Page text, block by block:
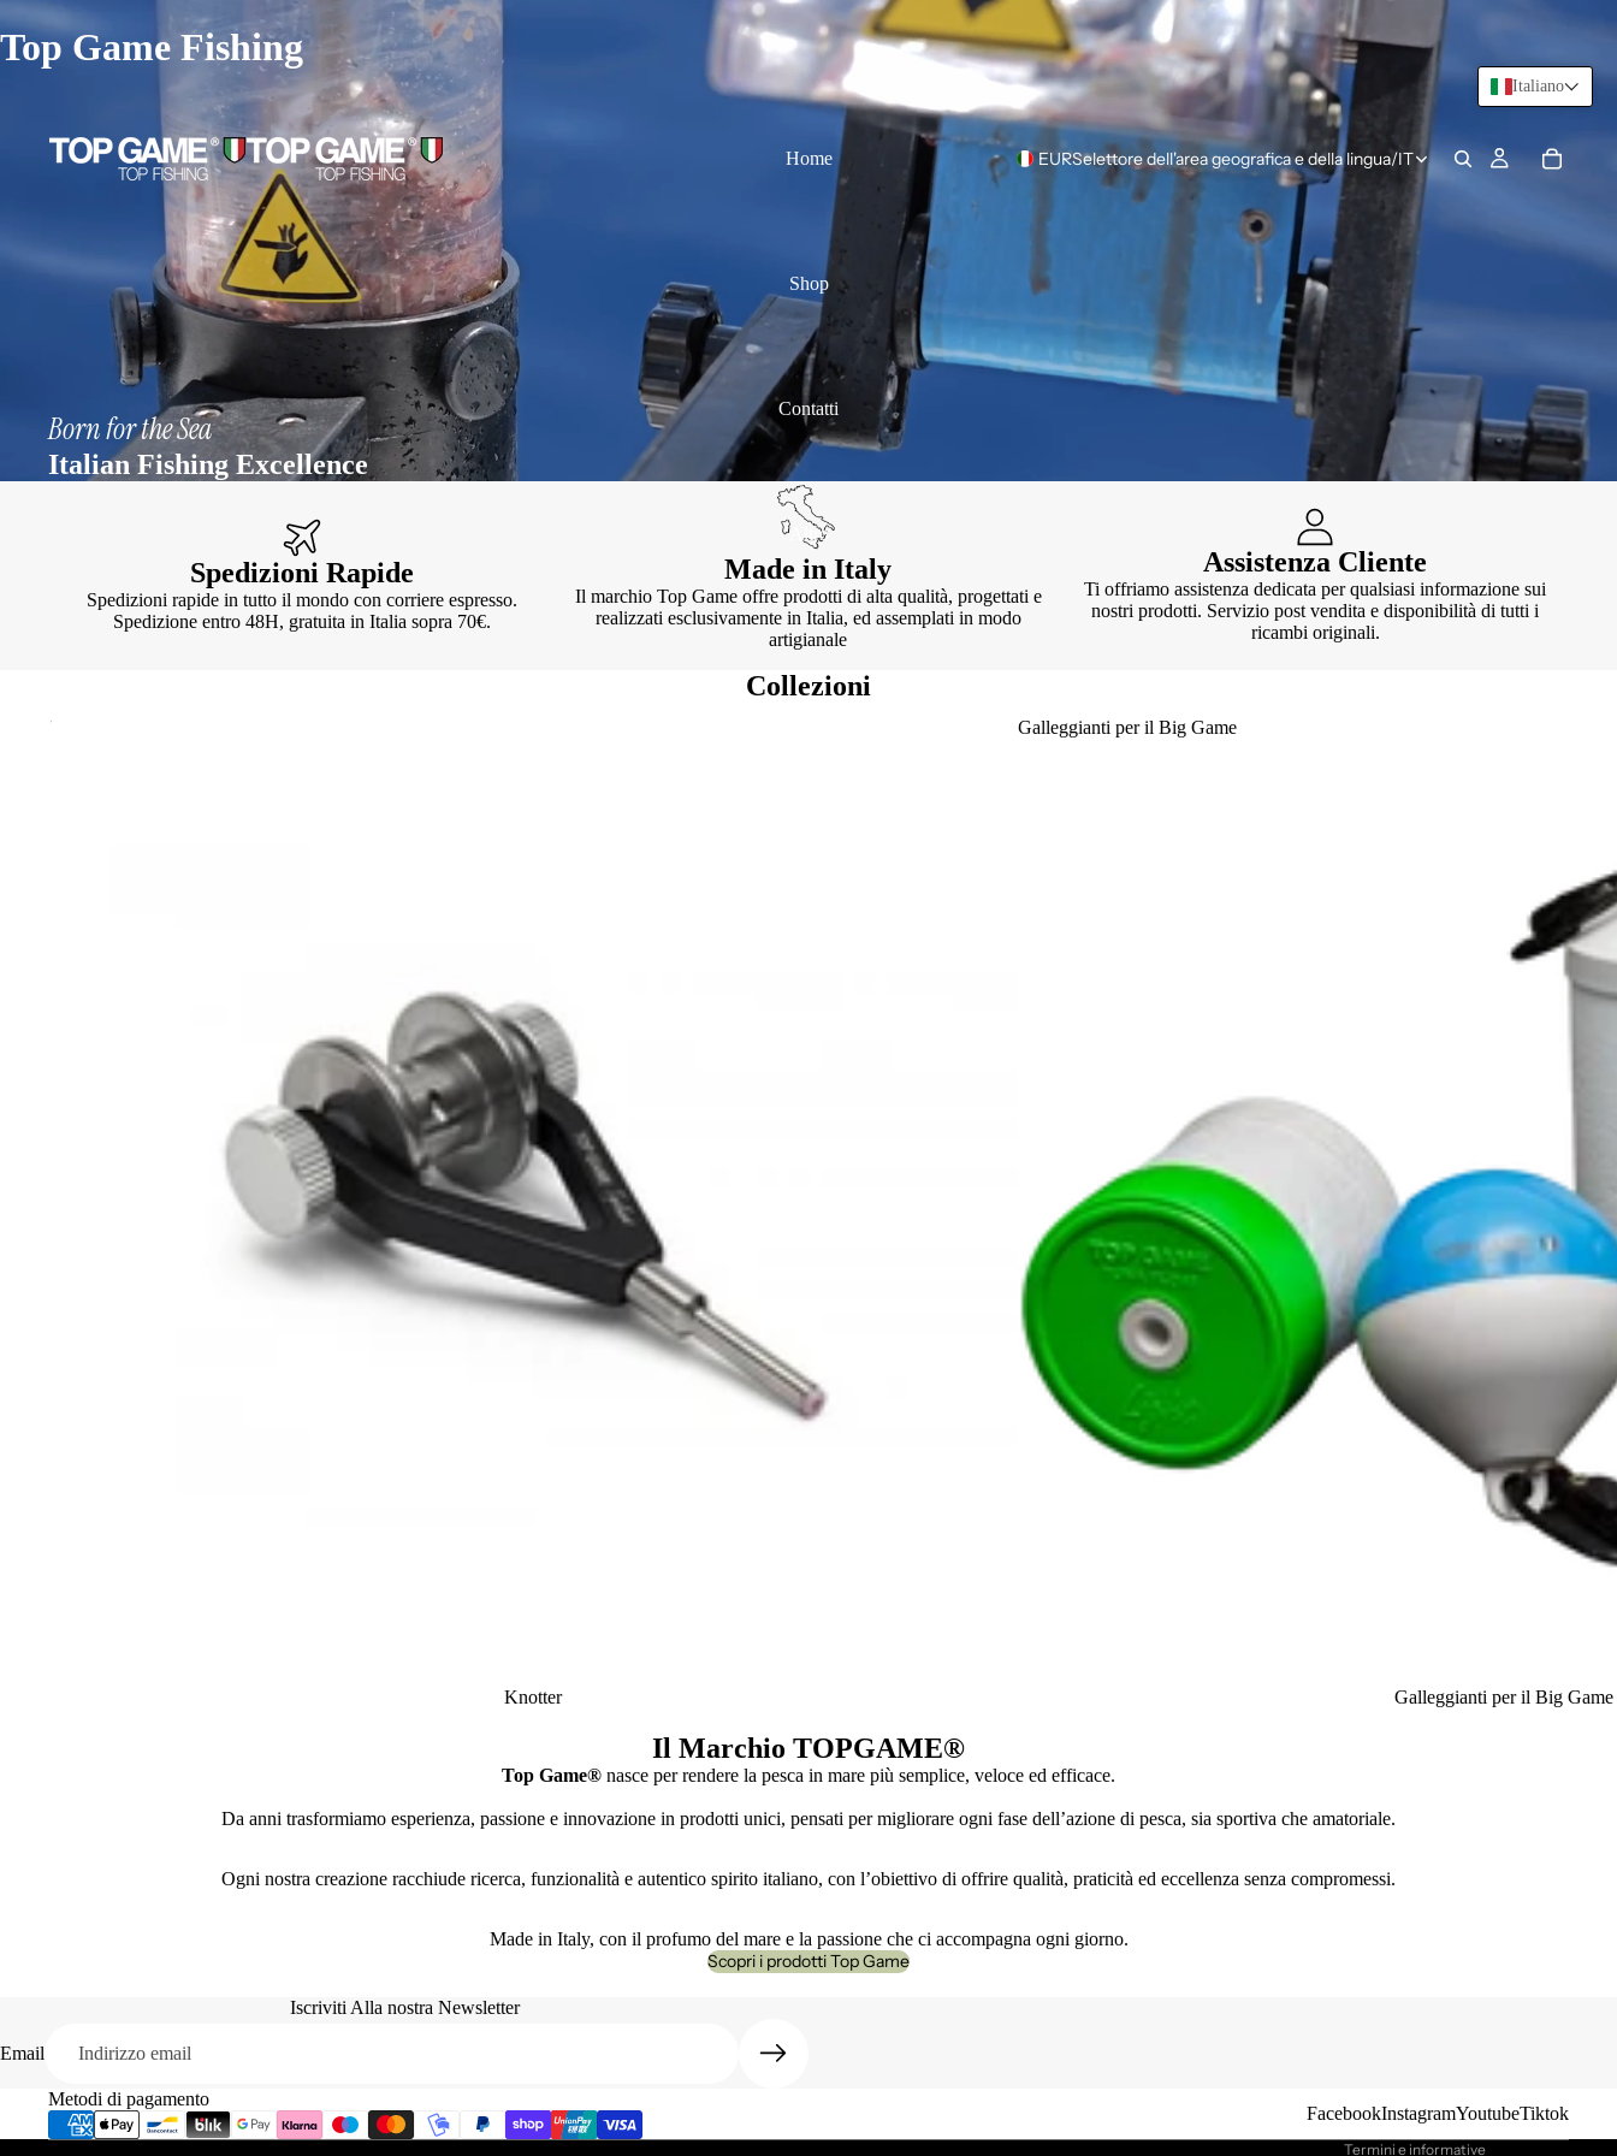
Top Game Fishing
Home
Shop
Contatti
Altro
EURSelettore dell'area geografica e della lingua/IT
Born for the Sea
Italian Fishing Excellence
Spedizioni Rapide
Spedizioni rapide in tutto il mondo con corriere espresso.
Spedizione entro 48H, gratuita in Italia sopra 70€.
Made in Italy
Il marchio Top Game offre prodotti di alta qualità, progettati e
realizzati esclusivamente in Italia, ed assemplati in modo
artigianale
Assistenza Cliente
Ti offriamo assistenza dedicata per qualsiasi informazione sui
nostri prodotti. Servizio post vendita e disponibilità di tutti i
ricambi originali.
Collezioni
Knotter
Knotter
Galleggianti per il Big Game
Galleggianti per il Big Game
Il Marchio TOPGAME®
Top Game® nasce per rendere la pesca in mare più semplice, veloce ed efficace.
Da anni trasformiamo esperienza, passione e innovazione in prodotti unici, pensati per migliorare ogni fase dell’azione di pesca, sia sportiva che amatoriale.
Ogni nostra creazione racchiude ricerca, funzionalità e autentico spirito italiano, con l’obiettivo di offrire qualità, praticità ed eccellenza senza compromessi.
Made in Italy, con il profumo del mare e la passione che ci accompagna ogni giorno.
Scopri i prodotti Top Game
Iscriviti Alla nostra Newsletter
Email
Metodi di pagamento
FacebookInstagramYoutubeTiktok
Termini e informative
Informativa sulle spedizioni
Italiano